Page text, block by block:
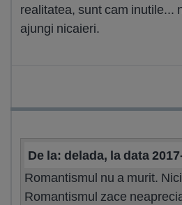
realitatea, sunt cam inutile...
ajungi nicaieri.
De la: delada, la data
Romantismul nu a murit.
Romantismul zace